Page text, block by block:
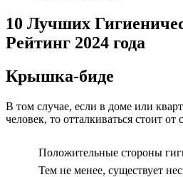
10 Лучших
Рейтинг 2024 года
Крышка-биде
В том случае, если в доме или
человек, то отталкиваться стоит от
Положительные стороны
Тем не менее, существует